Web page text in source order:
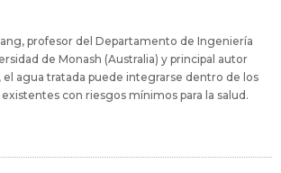
profesor del Departamento de Ingeniería
de Monash (Australia) y principal autor
el agua tratada puede integrarse dentro de los
con riesgos mínimos para la salud.